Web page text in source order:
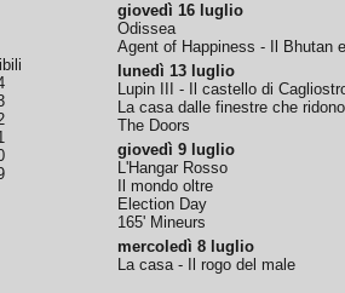
giovedì 16 luglio
Odissea
Agent of Happiness - Il Bhutan
lunedì 13 luglio
Lupin III - Il castello di
La casa dalle finestre che ridono
The Doors
giovedì 9 luglio
L'Hangar Rosso
Il mondo oltre
Election Day
165' Mineurs
mercoledì 8 luglio
La casa - Il rogo del male